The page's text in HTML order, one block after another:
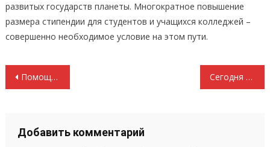
развитых государств планеты. Многократное повышение
размера стипендии для студентов и учащихся колледжей –
совершенно необходимое условие на этом пути.
Навигация
записям
Помощь фронту! Сегодня 86 лет со дня рождения Татьяны Бибиной
Добавить комментарий